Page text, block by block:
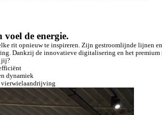
de energie.
rit opnieuw te inspireren. Zijn gestroomlijnde lijnen
Dankzij de innovatieve digitalisering en het
jij?
dynamiek